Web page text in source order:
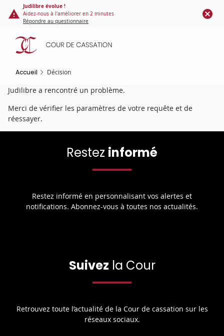
Panneau de gestion des cookies
contenu
principal
Judilibre évolue !
Aidez-nous à l'améliorer en 2 minutes
Répondre au questionnaire
Accueil Décision
Judilibre a rencontré un problème.
Merci de vérifier les paramètres de votre requête et de
réessayer.
Restez informé
Restez informé en personnalisant vos alertes et
notifications. Abonnez-vous à toutes nos actualités.
Suivez la Cour
Retrouvez toute l’actualité de la Cour de cassation sur les
réseaux sociaux.